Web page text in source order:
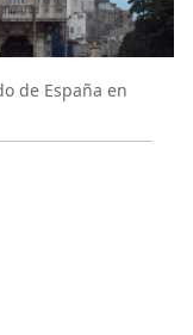
de España en